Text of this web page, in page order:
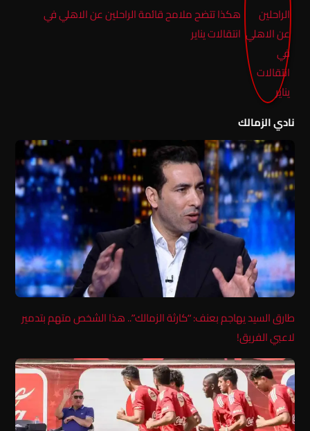
هكذا تتضح ملامح قائمة الراحلين عن الاهلي في
انتقالات يناير
نادي الزمالك
طارق السيد يهاجم بعنف: “كارثة الزمالك”.. هذا الشخص متهم بتدمير
لاعبي الفريق!